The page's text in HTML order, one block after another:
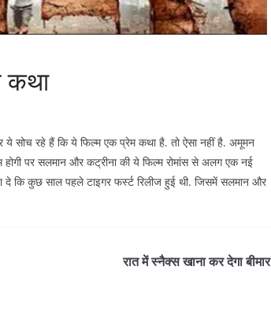
कथा
सोच रहे हैं कि ये फिल्म एक प्रेम कथा है. तो ऐसा नहीं है. अमूमन
होगी पर सलमान और कट्रीना की ये फिल्म रोमांस से अलग एक नई
कि कुछ साल पहले टाइगर फर्स्ट रिलीज हुई थी. जिसमें सलमान और
रात में स्नैक्स खाना कर देगा बीमार